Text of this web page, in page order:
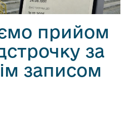
прийом
за
записом